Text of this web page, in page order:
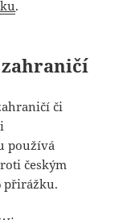
.
zahraničí
či
používá
českým
přirážku.